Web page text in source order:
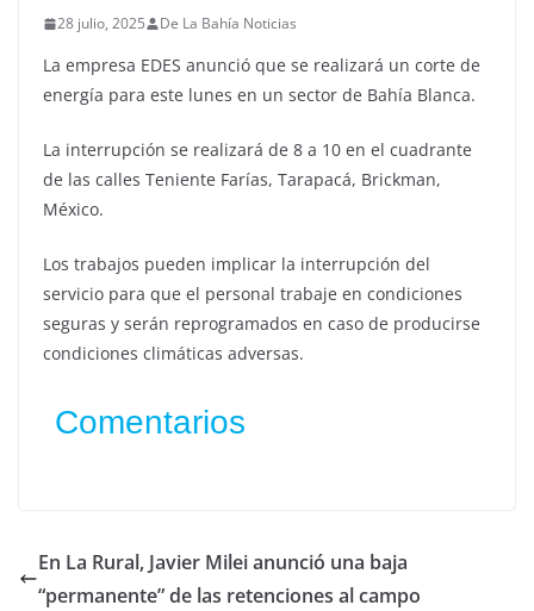
28 julio, 2025 De La Bahía Noticias
La empresa EDES anunció que se realizará un corte de
energía para este lunes en un sector de Bahía Blanca.
La interrupción se realizará de 8 a 10 en el cuadrante
de las calles Teniente Farías, Tarapacá, Brickman,
México.
Los trabajos pueden implicar la interrupción del
servicio para que el personal trabaje en condiciones
seguras y serán reprogramados en caso de producirse
condiciones climáticas adversas.
Comentarios
En La Rural, Javier Milei anunció una baja
“permanente” de las retenciones al campo